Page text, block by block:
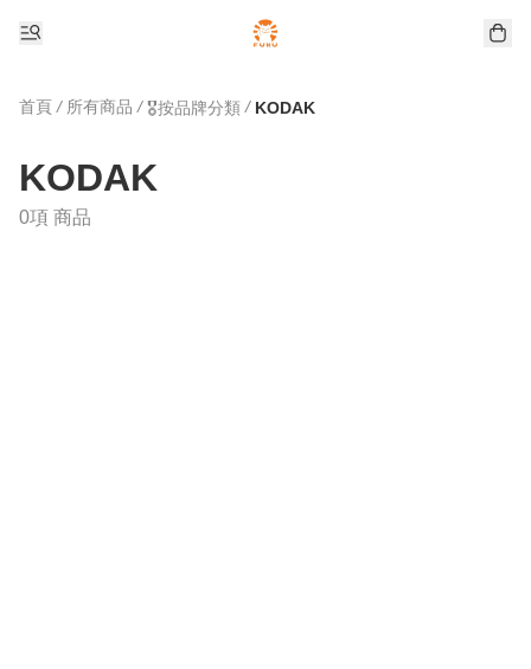
首頁 / 所有商品 / 🎖️按品牌分類 / KODAK
KODAK
0項 商品